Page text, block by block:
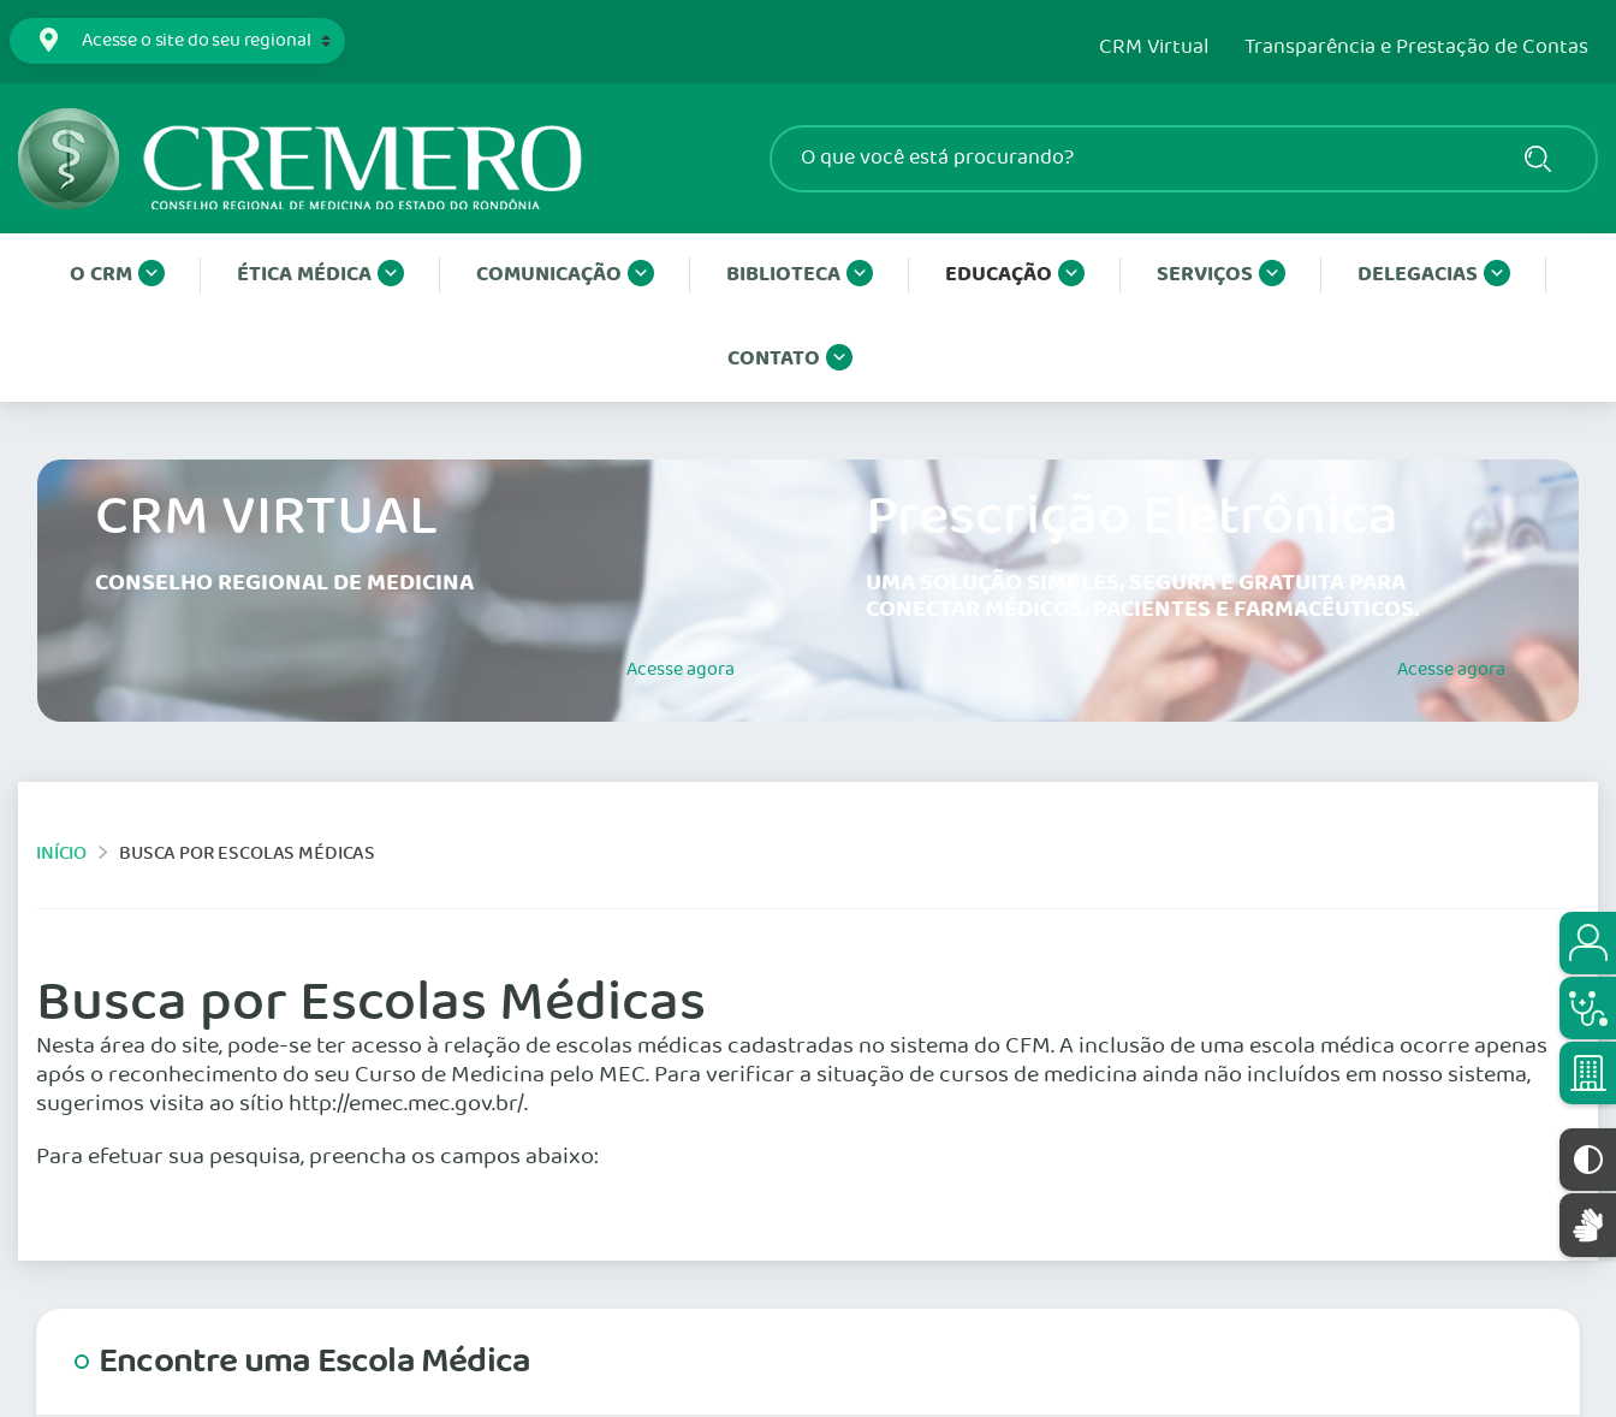
CRM Virtual Transparência e Prestação de Contas
O CRM ÉTICA MÉDICA COMUNICAÇÃO BIBLIOTECA EDUCAÇÃO SERVIÇOS DELEGACIAS
CONTATO
CRM VIRTUAL
CONSELHO REGIONAL DE MEDICINA
Acesseagora
Prescrição Eletrônica
UMA SOLUÇÃO SIMPLES, SEGURA E GRATUITA PARA
CONECTAR MÉDICOS, PACIENTES E FARMACÊUTICOS.
Acesseagora
INÍCIO BUSCA POR ESCOLAS MÉDICAS
Busca por Escolas Médicas
Nesta área do site, pode-se ter acesso à relação de escolas médicas cadastradas no sistema do CFM. A inclusão de uma escola médica ocorre apenas
após o reconhecimento do seu Curso de Medicina pelo MEC. Para verificar a situação de cursos de medicina ainda não incluídos em nosso sistema,
sugerimos visita ao sítio http://emec.mec.gov.br/.
Para efetuar sua pesquisa, preencha os campos abaixo:
Encontre uma Escola Médica